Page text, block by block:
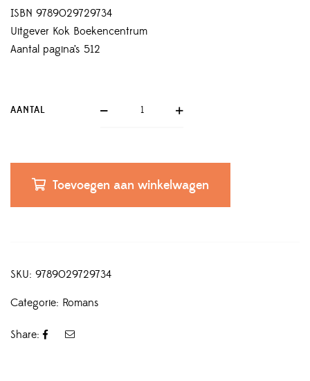
ISBN 9789029729734
Uitgever Kok Boekencentrum
Aantal pagina’s 512
AANTAL
Toevoegen aan winkelwagen
SKU: 9789029729734
Categorie: Romans
Share: